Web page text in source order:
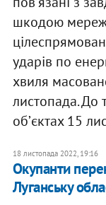
шкодою
ударів по
хвиля
листопада. До
обʼєктах 15
18 листопада 2022, 19:16
Окупанти
Луганську